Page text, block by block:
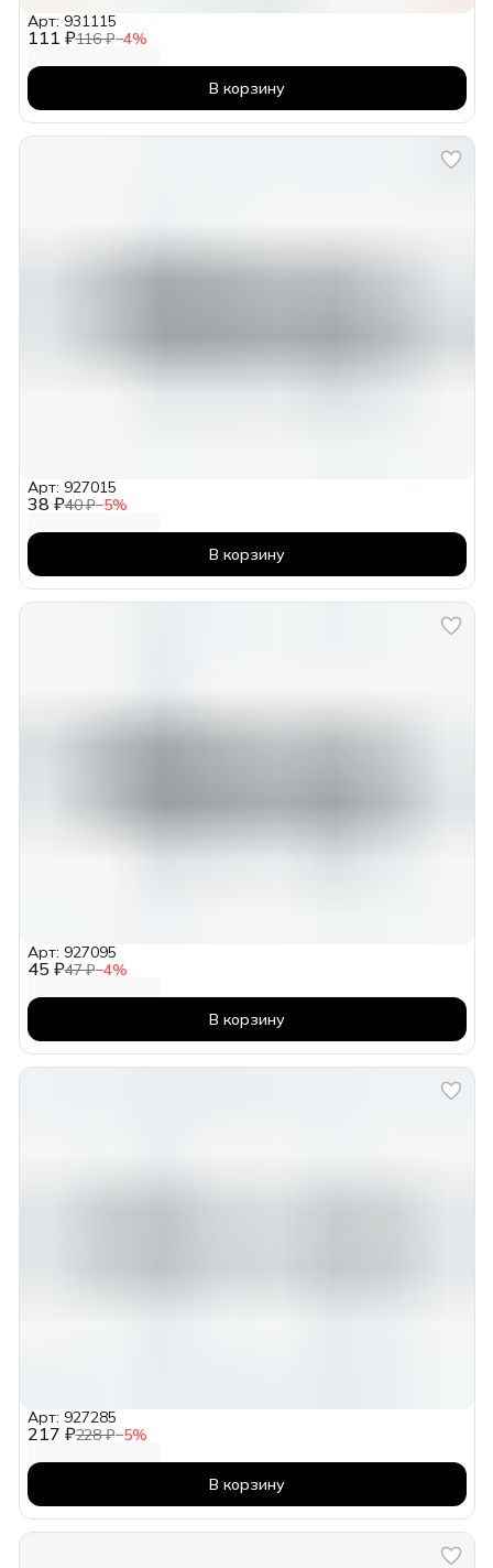
111 ₽116 ₽−4%
Арт: 931115
В корзину
38 ₽40 ₽−5%
Арт: 927015
В корзину
45 ₽47 ₽−4%
Арт: 927095
В корзину
217 ₽228 ₽−5%
Арт: 927285
В корзину